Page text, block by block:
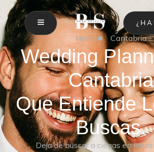
Home Cantabria
Wedding
Cantabria
Que Entiende
Buscas.
Deja de buscar a ciegas en